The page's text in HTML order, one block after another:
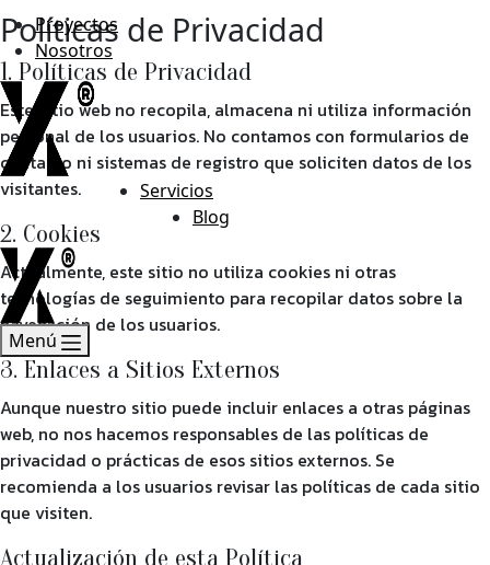
Proyectos
Nosotros
Servicios
Blog
Menú
Políticas de Privacidad
1. Políticas de Privacidad
Este sitio web no recopila, almacena ni utiliza información
personal de los usuarios. No contamos con formularios de
contacto ni sistemas de registro que soliciten datos de los
visitantes.
2. Cookies
Actualmente, este sitio no utiliza cookies ni otras
tecnologías de seguimiento para recopilar datos sobre la
navegación de los usuarios.
3. Enlaces a Sitios Externos
Aunque nuestro sitio puede incluir enlaces a otras páginas
web, no nos hacemos responsables de las políticas de
privacidad o prácticas de esos sitios externos. Se
recomienda a los usuarios revisar las políticas de cada sitio
que visiten.
Actualización de esta Política